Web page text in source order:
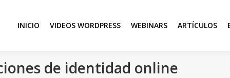
INICIO VIDEOS WORDPRESS WEBINARS ARTÍCULOS
de identidad online